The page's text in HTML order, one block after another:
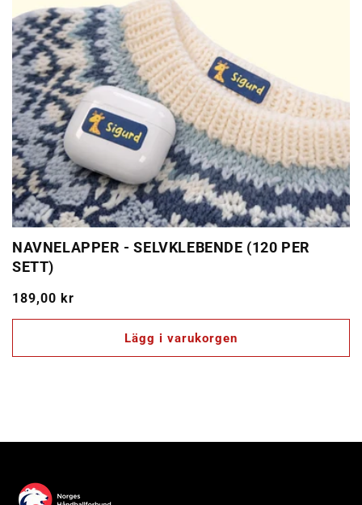
NAVNELAPPER - SELVKLEBENDE (120 PER
SETT)
Ordinarie
pris
189,00 kr
Lägg i varukorgen